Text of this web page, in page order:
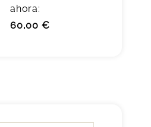
ahora:
60,00 €